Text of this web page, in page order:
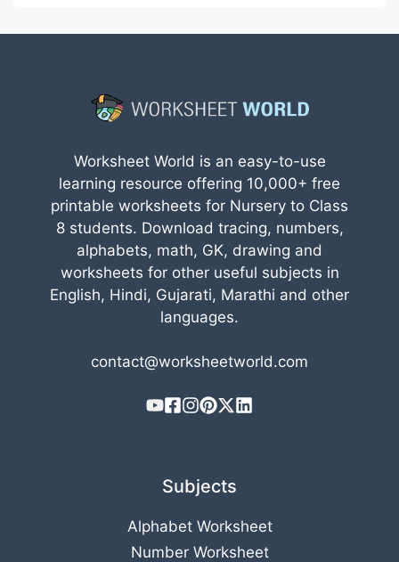
Worksheet World is an easy-to-use
learning resource offering 10,000+ free
printable worksheets for Nursery to Class
8 students. Download tracing, numbers,
alphabets, math, GK, drawing and
worksheets for other useful subjects in
English, Hindi, Gujarati, Marathi and other
languages.
contact@worksheetworld.com
Subjects
Alphabet Worksheet
Number Worksheet